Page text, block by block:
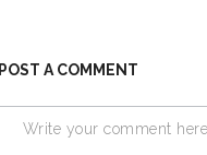
POST A COMMENT